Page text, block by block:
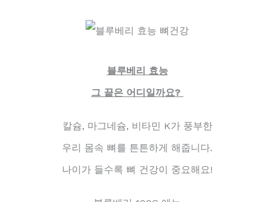
블루베리 효능
그 끝은 어디일까요?
칼슘, 마그네슘, 비타민 K가 풍부한
우리 몸속 뼈를 튼튼하게 해줍니다.
나이가 들수록 뼈 건강이 중요해요!